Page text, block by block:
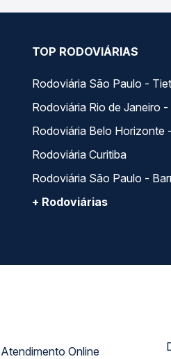
TOP RODOVIÁRIAS
Rodoviária São Paulo -
Rodoviária Rio de Janeiro
Rodoviária Belo Horizonte
Rodoviária Curitiba
Rodoviária São Paulo -
+ Rodoviárias
Atendimento Online